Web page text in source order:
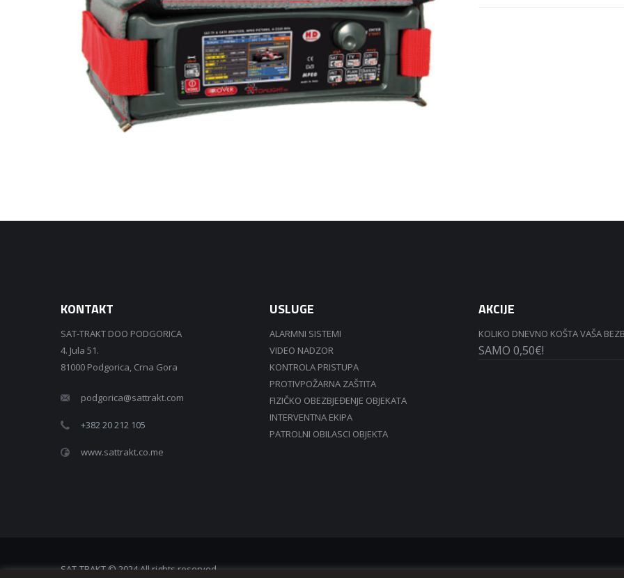
KONTAKT
SAT-TRAKT DOO PODGORICA
4. Jula 51.
81000 Podgorica, Crna Gora
podgorica@sattrakt.com
+382 20 212 105
www.sattrakt.co.me
USLUGE
ALARMNI SISTEMI
VIDEO NADZOR
KONTROLA PRISTUPA
PROTIVPOŽARNA ZAŠTITA
FIZIČKO OBEZBJEĐENJE OBJEKATA
INTERVENTNA EKIPA
PATROLNI OBILASCI OBJEKTA
AKCIJE
KOLIKO DNEVNO KOŠTA VAŠA
SAMO 0,50€!
SAT-TRAKT © 2024 All rights reserved